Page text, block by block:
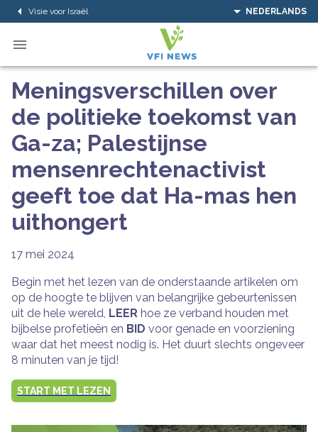
Visie voor Israël NEDERLANDS
Meningsverschillen over
de politieke toekomst van
Ga-za; Palestijnse
mensenrechtenactivist
geeft toe dat Ha-mas hen
uithongert
17 mei 2024
Begin met het lezen van de onderstaande artikelen om
op de hoogte te blijven van belangrijke gebeurtenissen
uit de hele wereld, LEER hoe ze verband houden met
bijbelse profetieën en BID voor genade en voorziening
waar dat het meest nodig is. Het duurt slechts ongeveer
8 minuten van je tijd!
START MET LEZEN